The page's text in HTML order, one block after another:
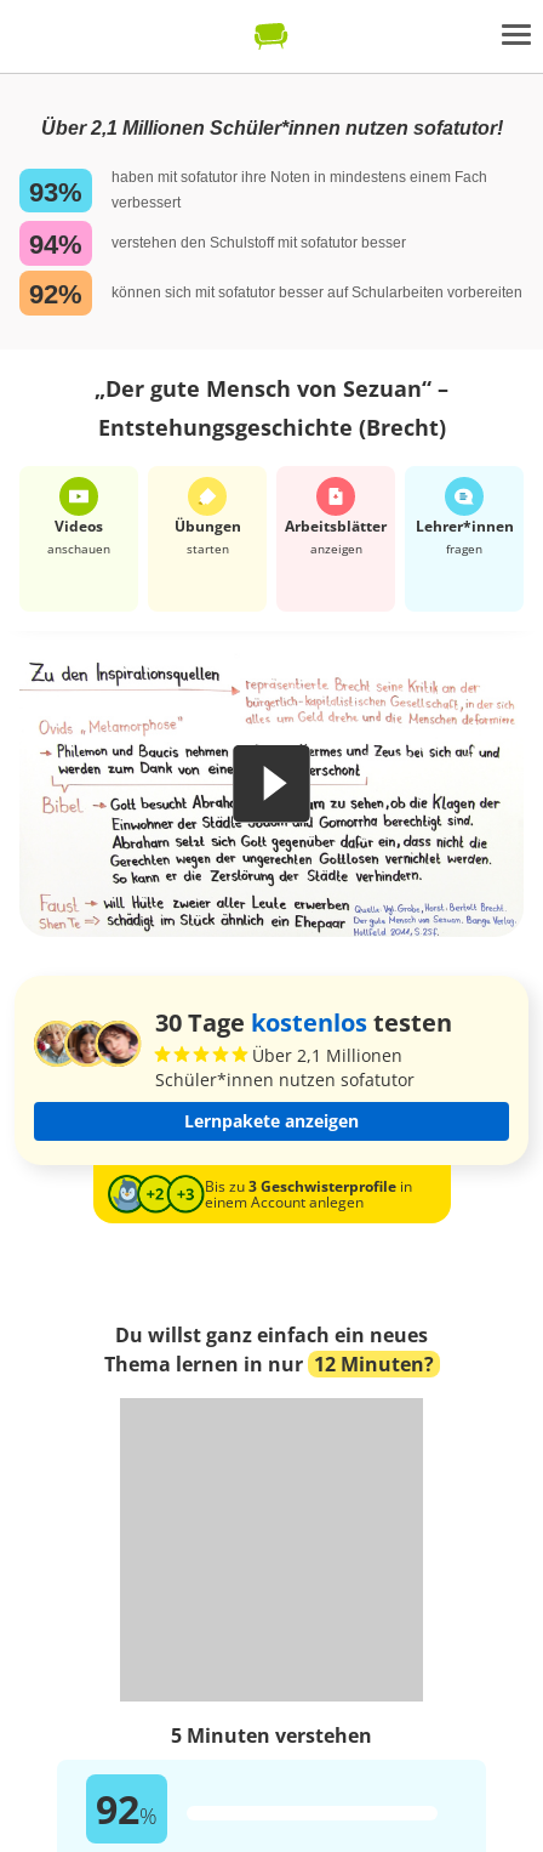
Über 2,1 Millionen Schüler*innen nutzen sofatutor!
93%
haben mit sofatutor ihre Noten in mindestens einem Fach
verbessert
94% verstehen den Schulstoff mit sofatutor besser
92% können sich mit sofatutor besser auf Schularbeiten vorbereiten
„Der gute Mensch von Sezuan“ –
Entstehungsgeschichte (Brecht)
Videos
anschauen
Übungen
starten
Arbeits­blätter
anzeigen
Lehrer*​innen
fragen
30 Tage kostenlostesten
Über 2,1 Millionen
Schüler*innen nutzen sofatutor
Lernpakete anzeigen
Bis zu3 Geschwisterprofilein
einem Account anlegen
Du willst ganz einfach ein neues
Thema lernen in nur 12 Minuten?
5 Minuten verstehen
92%